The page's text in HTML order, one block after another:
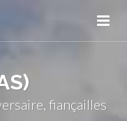
fiançailles